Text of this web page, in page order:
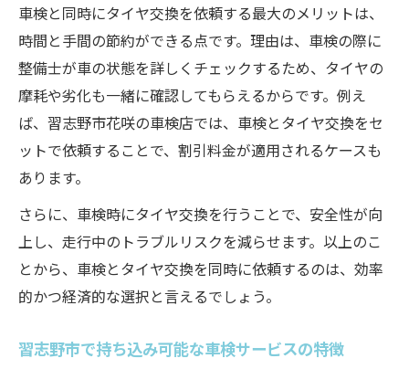
車検と同時にタイヤ交換を依頼する最大のメリットは、
時間と手間の節約ができる点です。理由は、車検の際に
整備士が車の状態を詳しくチェックするため、タイヤの
摩耗や劣化も一緒に確認してもらえるからです。例え
ば、習志野市花咲の車検店では、車検とタイヤ交換をセ
ットで依頼することで、割引料金が適用されるケースも
あります。
さらに、車検時にタイヤ交換を行うことで、安全性が向
上し、走行中のトラブルリスクを減らせます。以上のこ
とから、車検とタイヤ交換を同時に依頼するのは、効率
的かつ経済的な選択と言えるでしょう。
習志野市で持ち込み可能な車検サービスの特徴